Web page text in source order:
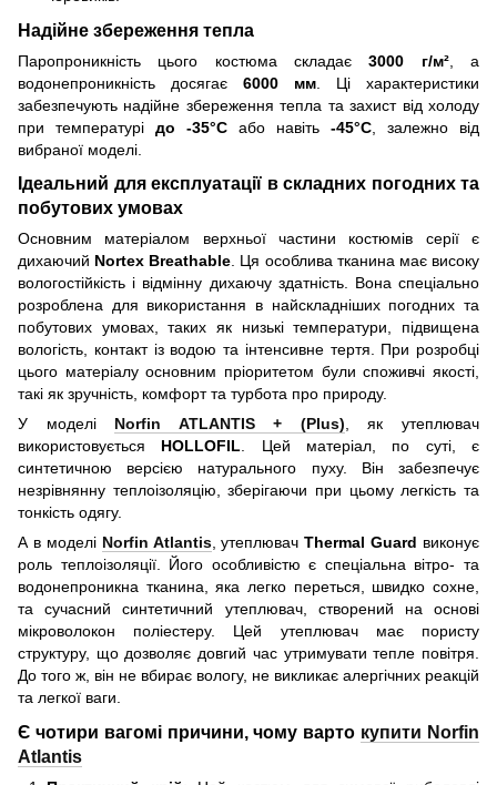
Надійне збереження тепла
Паропроникність цього костюма складає3000 г/м², а
водонепроникність досягає 6000 мм . Ці характеристики
забезпечують надійне збереження тепла та захист від холоду
при температурі до -35°C або навіть -45°C , залежно від
вибраної моделі.
Ідеальний для експлуатації в складних погодних та
побутових умовах
Основним матеріалом верхньої частини костюмів серії є
дихаючий Nortex Breathable. Ця особлива тканина має високу
вологостійкість і відмінну дихаючу здатність. Вона спеціально
розроблена для використання в найскладніших погодних та
побутових умовах, таких як низькі температури, підвищена
вологість, контакт із водою та інтенсивне тертя. При розробці
цього матеріалу основним пріоритетом були споживчі якості,
такі як зручність, комфорт та турбота про природу.
У моделі Norfin ATLANTIS + (Plus), як утеплювач
використовується HOLLOFIL. Цей матеріал, по суті, є
синтетичною версією натурального пуху. Він забезпечує
незрівнянну теплоізоляцію, зберігаючи при цьому легкість та
тонкість одягу.
А в моделі Norfin Atlantis, утеплювачThermal Guard виконує
роль теплоізоляції. Його особливістю є спеціальна вітро- та
водонепроникна тканина, яка легко переться, швидко сохне,
та сучасний синтетичний утеплювач, створений на основі
мікроволокон поліестеру. Цей утеплювач має пористу
структуру, що дозволяє довгий час утримувати тепле повітря.
До того ж, він не вбирає вологу, не викликає алергічних реакцій
та легкої ваги.
Є чотири вагомі причини, чому варто купити Norfin
Atlantis